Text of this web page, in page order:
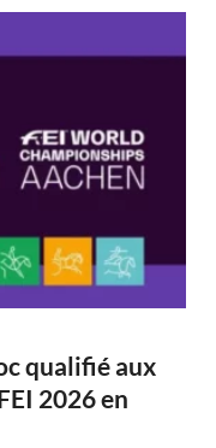
qualifié aux
2026 en